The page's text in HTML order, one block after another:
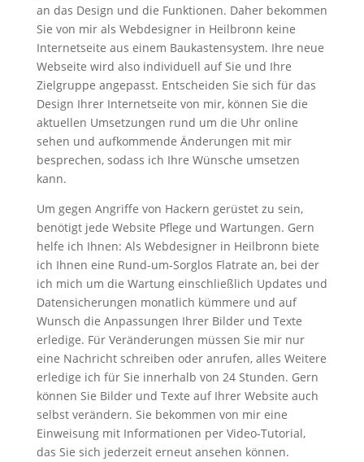
an das Design und die Funktionen. Daher bekommen
Sie von mir als Webdesigner in Heilbronn keine
Internetseite aus einem Baukastensystem. Ihre neue
Webseite wird also individuell auf Sie und Ihre
Zielgruppe angepasst. Entscheiden Sie sich für das
Design Ihrer Internetseite von mir, können Sie die
aktuellen Umsetzungen rund um die Uhr online
sehen und aufkommende Änderungen mit mir
besprechen, sodass ich Ihre Wünsche umsetzen
kann.
Um gegen Angriffe von Hackern gerüstet zu sein,
benötigt jede Website Pflege und Wartungen. Gern
helfe ich Ihnen: Als Webdesigner in Heilbronn biete
ich Ihnen eine Rund-um-Sorglos Flatrate an, bei der
ich mich um die Wartung einschließlich Updates und
Datensicherungen monatlich kümmere und auf
Wunsch die Anpassungen Ihrer Bilder und Texte
erledige. Für Veränderungen müssen Sie mir nur
eine Nachricht schreiben oder anrufen, alles Weitere
erledige ich für Sie innerhalb von 24 Stunden. Gern
können Sie Bilder und Texte auf Ihrer Website auch
selbst verändern. Sie bekommen von mir eine
Einweisung mit Informationen per Video-Tutorial,
das Sie sich jederzeit erneut ansehen können.